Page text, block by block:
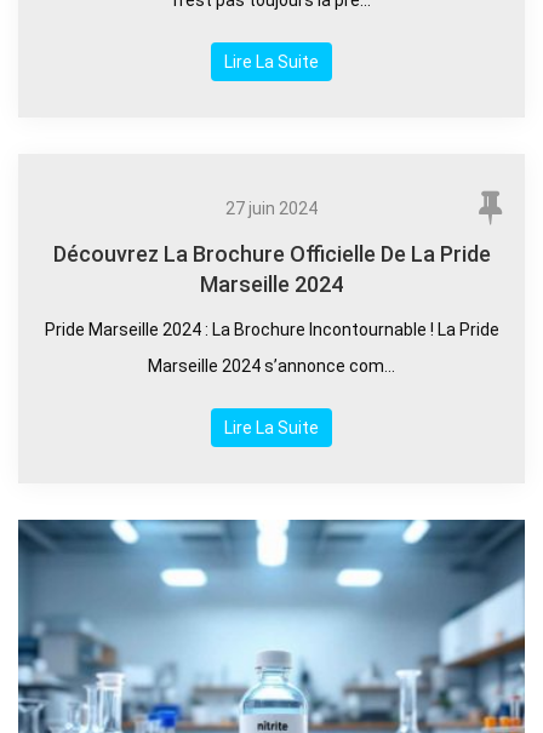
Lire La Suite
27 juin 2024
Découvrez La Brochure Officielle De La Pride
Marseille 2024
Pride Marseille 2024 : La Brochure Incontournable ! La Pride
Marseille 2024 s’annonce com...
Lire La Suite